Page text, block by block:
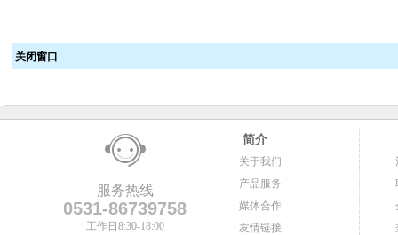
关闭窗口
服务热线
0531-86739758
工作日8:30-18:00
简介
关于我们
产品服务
媒体合作
友情链接